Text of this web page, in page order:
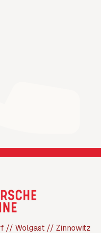
// Wolgast // Zinnowitz